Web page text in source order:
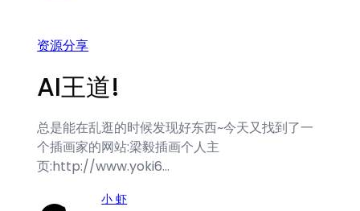
资源分享
AI王道!
总是能在乱逛的时候发现好东西~今天又找到了一
个插画家的网站:梁毅插画个人主
页:http://www.yoki6…
小 虾